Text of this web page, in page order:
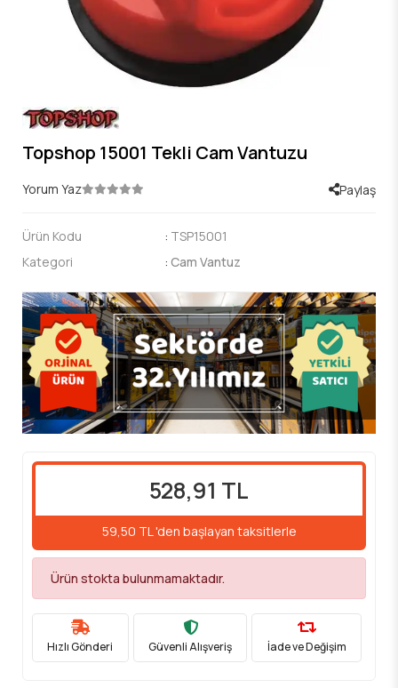
Topshop 15001 Tekli Cam Vantuzu
Yorum Yaz Paylaş
Ürün Kodu : TSP15001
Kategori
: Cam Vantuz
528,91 TL
59,50 TL 'den başlayan taksitlerle
Ürün stokta bulunmamaktadır.
Hızlı Gönderi Güvenli Alışveriş İade ve Değişim